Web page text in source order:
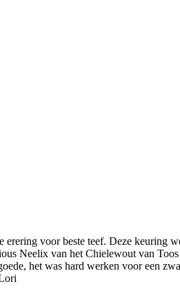
voor beste teef. Deze keuring
Neelix van het Chielewout van
het was hard werken voor een